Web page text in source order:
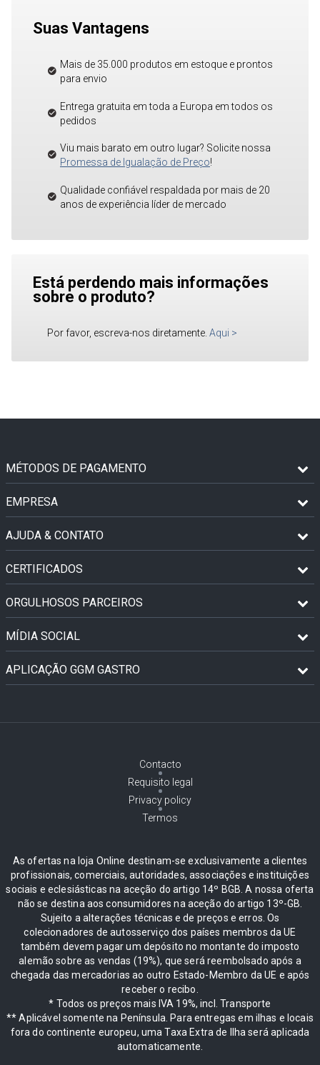
Suas Vantagens
Mais de 35.000 produtos em estoque e prontos
para envio
Entrega gratuita em toda a Europa em todos os
pedidos
Viu mais barato em outro lugar? Solicite nossa
Promessa de Igualação de Preço!
Qualidade confiável respaldada por mais de 20
anos de experiência líder de mercado
Está perdendo mais informações
sobre o produto?
Por favor, escreva-nos diretamente. Aqui >
MÉTODOS DE PAGAMENTO
EMPRESA
AJUDA & CONTATO
CERTIFICADOS
ORGULHOSOS PARCEIROS
MÍDIA SOCIAL
APLICAÇÃO GGM GASTRO
Contacto
Requisito legal
Privacy policy
Termos
As ofertas na loja Online destinam-se exclusivamente a clientes
profissionais, comerciais, autoridades, associações e instituições
sociais e eclesiásticas na aceção do artigo 14º BGB. A nossa oferta
não se destina aos consumidores na aceção do artigo 13º-GB.
Sujeito a alterações técnicas e de preços e erros. Os
colecionadores de autosserviço dos países membros da UE
também devem pagar um depósito no montante do imposto
alemão sobre as vendas (19%), que será reembolsado após a
chegada das mercadorias ao outro Estado-Membro da UE e após
receber o recibo.
* Todos os preços mais IVA 19%, incl. Transporte
** Aplicável somente na Península. Para entregas em ilhas e locais
fora do continente europeu, uma Taxa Extra de Ilha será aplicada
automaticamente.